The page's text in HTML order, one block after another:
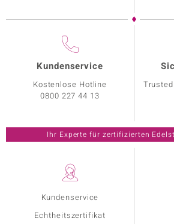
Kundenservice
Echtheitszertifikat
Kundenservice
Kostenlose Hotline
0800 227 44 13
Ihr Experte für zertifizierten